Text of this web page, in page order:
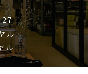
ル
ル